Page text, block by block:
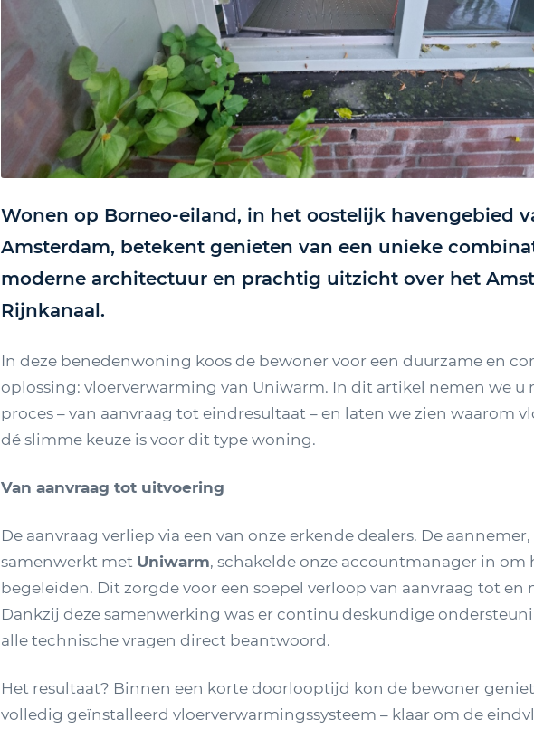
Wonen op Borneo-eiland, in het oostelijk havengebied
Amsterdam, betekent genieten van een unieke
moderne architectuur en prachtig uitzicht over het
Rijnkanaal.
In deze benedenwoning koos de bewoner voor een duurzame en
oplossing: vloerverwarming van Uniwarm. In dit artikel nemen we u
proces – van aanvraag tot eindresultaat – en laten we zien waarom
dé slimme keuze is voor dit type woning.
Van aanvraag tot uitvoering
De aanvraag verliep via een van onze erkende dealers. De
samenwerkt met Uniwarm, schakelde onze accountmanager in om
begeleiden. Dit zorgde voor een soepel verloop van aanvraag tot en
Dankzij deze samenwerking was er continu deskundige
alle technische vragen direct beantwoord.
Het resultaat? Binnen een korte doorlooptijd kon de bewoner
volledig geïnstalleerd vloerverwarmingssysteem – klaar om de